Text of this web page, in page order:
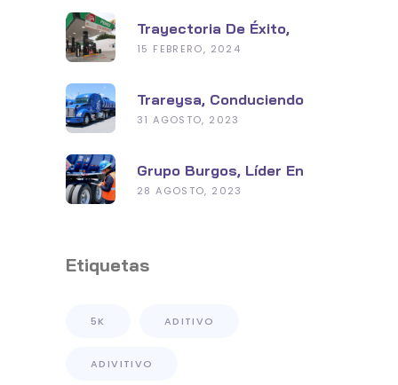
Trayectoria De Éxito,
Grupo Burgos En La
15 FEBRERO, 2024
Trareysa, Conduciendo
Hacia Un Futuro
31 AGOSTO, 2023
Grupo Burgos, Líder En
Seguridad Y Tecnología
28 AGOSTO, 2023
Etiquetas
5K ADITIVO
ADIVITIVO